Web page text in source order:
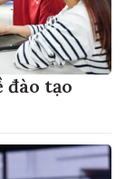
đào tạo